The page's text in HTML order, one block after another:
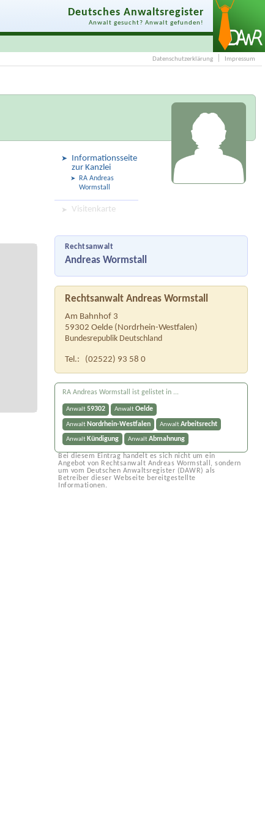
Deutsches Anwaltsregister
Anwalt gesucht? Anwalt gefunden!
Datenschutzerklärung Impressum
Informationsseite
zur Kanzlei
RA Andreas
Wormstall
Visitenkarte
Rechtsanwalt
Andreas Wormstall
Rechtsanwalt Andreas Wormstall
Am Bahnhof 3
59302 Oelde (Nordrhein-Westfalen)
Bundesrepublik Deutschland
Tel.: (02522) 93 58 0
RA Andreas Wormstall ist gelistet in ...
Anwalt59302 AnwaltOelde
Anwalt Nordrhein-Westfalen AnwaltArbeitsrecht
Anwalt Kündigung AnwaltAbmahnung
Bei diesem Eintrag handelt es sich nicht um ein
Angebot von Rechtsanwalt Andreas Wormstall, sondern
um vom Deutschen Anwaltsregister (DAWR) als
Betreiber dieser Webseite bereitgestellte
Informationen.